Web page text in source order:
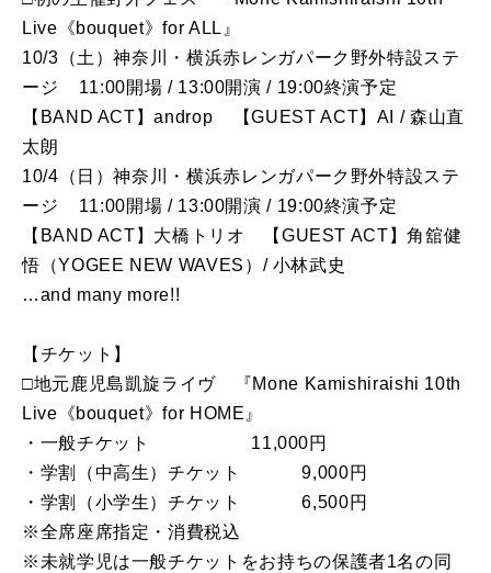
Live《bouquet》for ALL』
10/3（土）神奈川・横浜赤レンガパーク野外特設ステ
ージ 11:00開場 / 13:00開演 / 19:00終演予定
【BAND ACT】androp 【GUEST ACT】AI / 森山直
太朗
10/4（日）神奈川・横浜赤レンガパーク野外特設ステ
ージ 11:00開場 / 13:00開演 / 19:00終演予定
【BAND ACT】大橋トリオ 【GUEST ACT】角舘健
悟（YOGEE NEW WAVES）/ 小林武史
…and many more!!
【チケット】
□地元鹿児島凱旋ライヴ 『Mone Kamishiraishi 10th
Live《bouquet》for HOME』
・一般チケット 11,000円
・学割（中高生）チケット 9,000円
・学割（小学生）チケット 6,500円
※全席座席指定・消費税込
※未就学児は一般チケットをお持ちの保護者1名の同